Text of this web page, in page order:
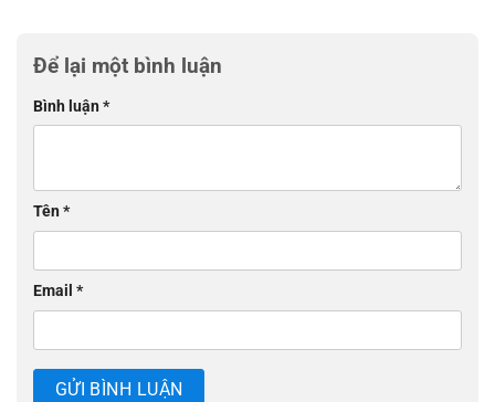
Để lại một bình luận
Bình luận*
Tên*
Email *